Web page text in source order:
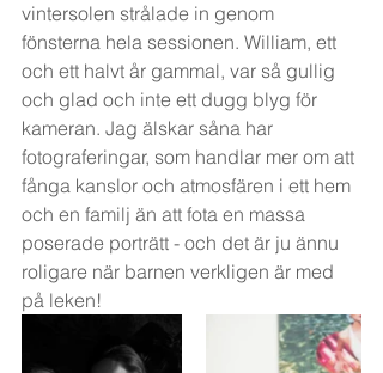
vintersolen strålade in genom
fönsterna hela sessionen. William, ett
och ett halvt år gammal, var så gullig
och glad och inte ett dugg blyg för
kameran. Jag älskar såna har
fotograferingar, som handlar mer om att
fånga kanslor och atmosfären i ett hem
och en familj än att fota en massa
poserade porträtt - och det är ju ännu
roligare när barnen verkligen är med
på leken!